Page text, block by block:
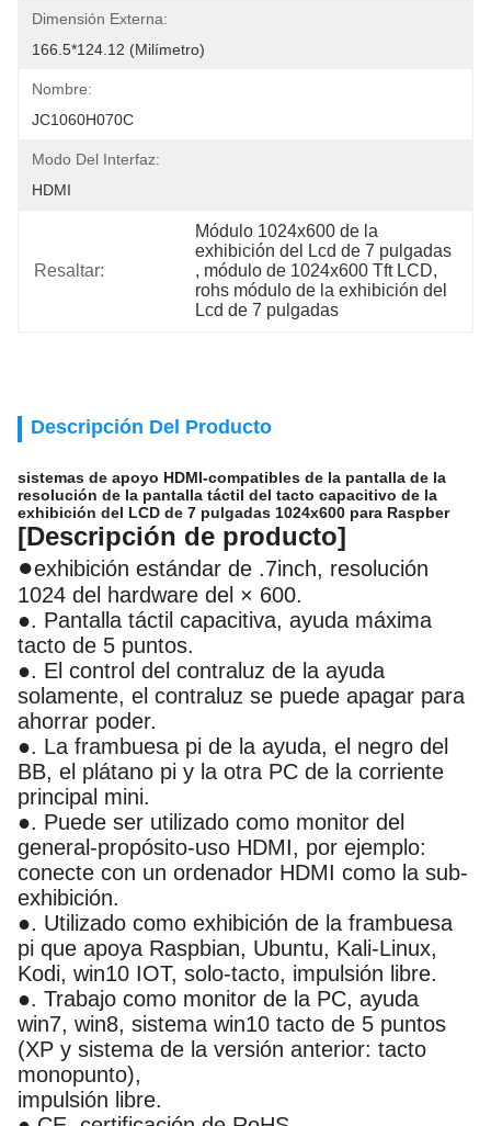
Dimensión Externa:
166.5*124.12 (milímetro)
Nombre:
JC1060H070C
Modo Del Interfaz:
HDMI
Resaltar:
Módulo 1024x600 de la
exhibición del Lcd de 7 pulgadas
, módulo de 1024x600 Tft LCD,
rohs módulo de la exhibición del
Lcd de 7 pulgadas
Descripción Del Producto
sistemas de apoyo HDMI-compatibles de la pantalla de la
resolución de la pantalla táctil del tacto capacitivo de la
exhibición del LCD de 7 pulgadas 1024x600 para Raspber
[Descripción de producto]
●exhibición estándar de .7inch, resolución
1024 del hardware del × 600.
●. Pantalla táctil capacitiva, ayuda máxima
tacto de 5 puntos.
●. El control del contraluz de la ayuda
solamente, el contraluz se puede apagar para
ahorrar poder.
●. La frambuesa pi de la ayuda, el negro del
BB, el plátano pi y la otra PC de la corriente
principal mini.
●. Puede ser utilizado como monitor del
general-propósito-uso HDMI, por ejemplo:
conecte con un ordenador HDMI como la sub-
exhibición.
●. Utilizado como exhibición de la frambuesa
pi que apoya Raspbian, Ubuntu, Kali-Linux,
Kodi, win10 IOT, solo-tacto, impulsión libre.
●. Trabajo como monitor de la PC, ayuda
win7, win8, sistema win10 tacto de 5 puntos
(XP y sistema de la versión anterior: tacto
monopunto),
impulsión libre.